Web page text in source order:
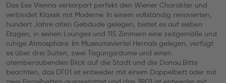
Das Exe Vienna verkörpert perfekt den Wiener Charakter und
verbindet Klassik mit Moderne. In einem vollständig renovierten,
hundert Jahre alten Gebäude gelegen, bietet es auf sieben
Etagen, in seinen Lounges und 115 Zimmern eine zeitgemäße und
ruhige Atmosphäre. Im Museumsviertel Hernals gelegen, verfügt
es über drei Suiten, zwei Tagungsräume und einen
atemberaubenden Blick auf die Stadt und die Donau.Bitte
beachten, das DT01 ist entweder mit einem Doppelbett oder mit